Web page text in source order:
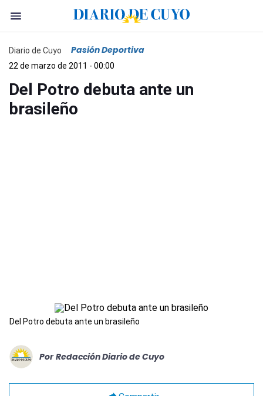
Diario de Cuyo Pasión Deportiva
22 de marzo de 2011 - 00:00
Del Potro debuta ante un
brasileño
Del Potro debuta ante un brasileño
Por Redacción Diario de Cuyo